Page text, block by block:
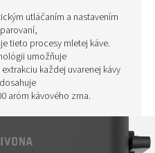
utláčaním a nastavením
tieto procesy mletej káve.
umožňuje
každej uvarenej kávy
aróm kávového zrna.